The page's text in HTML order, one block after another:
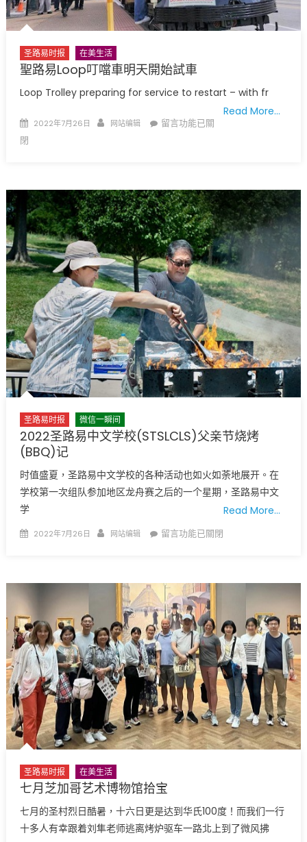
席
投
圣路易时报 在美生活
聖路易Loop叮噹車明天開始試車
Loop Trolley preparing for service to restart – with fr
Read More…
Posted
2022年7月26日 Author
网站编辑
在
叮
噹
車
明
天
開
始
試
車〉
中
留言功能已關
閉
圣路易时报 微信一瞬间
2022圣路易中文学校(STSLCLS)父亲节烧烤
(BBQ)记
时值盛夏，圣路易中文学校的各种活动也如火如荼地展开。在
学校第一次组队参加地区龙舟赛之后的一个星期，圣路易中文
学
Read More…
Posted
2022年7月26日 Author
网站编辑
在
易
中
文
学
校
(STSLCLS)
父
亲
节
烧
烤
记〉
留言功能已關閉
圣路易时报 在美生活
七月芝加哥艺术博物馆拾宝
七月的圣村烈日酷暑，十六日更是达到华氏100度！而我们一行
十多人有幸跟着刘隼老师逃离烤炉驱车一路北上到了微风拂